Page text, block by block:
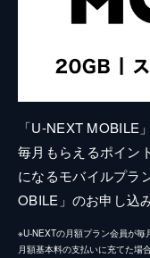
「U-NEXT MOBILE
毎月もらえるポイン
になるモバイルプラ
OBILE」のお申し込
※U-NEXTの月額プラン会員が
月額基本料の支払いに充てた場合